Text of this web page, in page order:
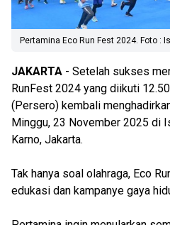
Pertamina Eco Run Fest 2024. Foto :
JAKARTA - Setelah sukses
RunFest 2024 yang diikuti
(Persero) kembali
Minggu, 23 November 2025 di
Karno, Jakarta.
Tak hanya soal olahraga, Eco
edukasi dan kampanye gaya